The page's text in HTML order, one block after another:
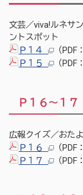
文芸／viva!ルネサ
ントスポット
Ｐ１４
（
Ｐ１５
（
Ｐ１６～１
広報クイズ／おた
Ｐ１６
（
Ｐ１７
（